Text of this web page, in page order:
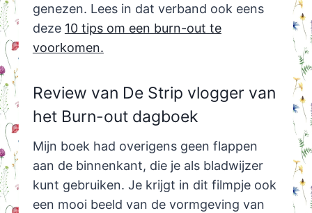
genezen. Lees in dat verband ook eens
deze 10 tips om een burn-out te
voorkomen.
Review van De Strip vlogger van
het Burn-out dagboek
Mijn boek had overigens geen flappen
aan de binnenkant, die je als bladwijzer
kunt gebruiken. Je krijgt in dit filmpje ook
een mooi beeld van de vormgeving van